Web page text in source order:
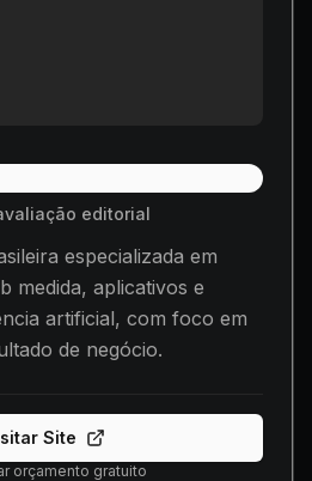
editorial
especializada em
medida, aplicativos e
artificial, com foco em
de negócio.
Site
orçamento gratuito